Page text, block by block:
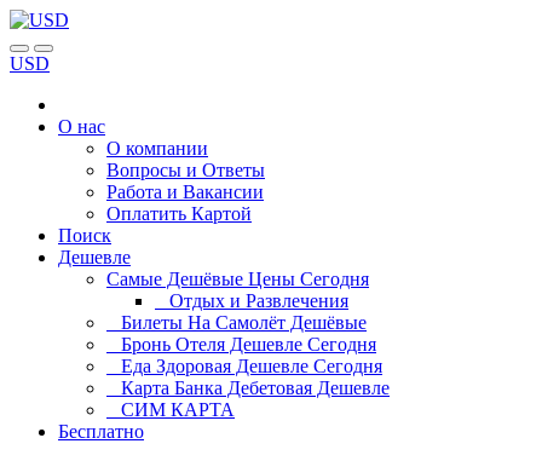
USD
О нас
О компании
Вопросы и Ответы
Работа и Вакансии
Оплатить Картой
Поиск
Дешевле
Самые Дешёвые Цены Сегодня
Отдых и Развлечения
Билеты На Самолёт Дешёвые
Бронь Отеля Дешевле Сегодня
Еда Здоровая Дешевле Сегодня
Карта Банка Дебетовая Дешевле
СИМ КАРТА
Бесплатно